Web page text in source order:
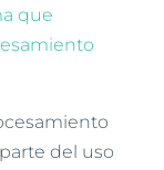
que
del uso